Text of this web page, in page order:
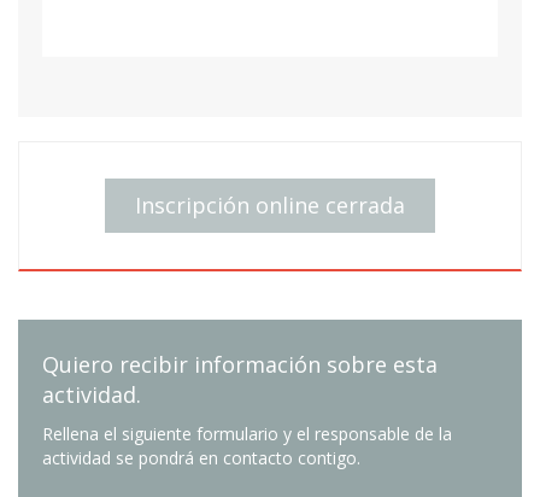
Inscripción online cerrada
Quiero recibir información sobre esta
actividad.
Rellena el siguiente formulario y el responsable de la
actividad se pondrá en contacto contigo.